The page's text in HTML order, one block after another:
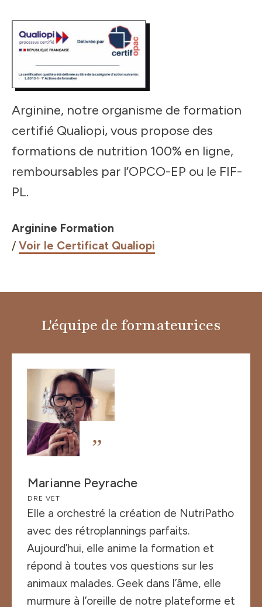
Arginine, notre organisme de formation
certifié Qualiopi, vous propose des
formations de nutrition 100% en ligne,
remboursables par l’OPCO-EP ou le FIF-
PL.
Arginine Formation
/ Voir le Certificat Qualiopi
L'équipe de formateurices
”
Marianne Peyrache
DRE VET
Elle a orchestré la création de NutriPatho
avec des rétroplannings parfaits.
Aujourd’hui, elle anime la formation et
répond à toutes vos questions sur les
animaux malades. Geek dans l’âme, elle
murmure à l’oreille de notre plateforme et